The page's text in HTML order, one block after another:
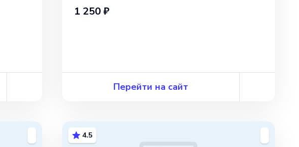
1 250 ₽
Перейти на сайт
4.5